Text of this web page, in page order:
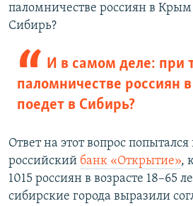
паломничестве россиян в Крым
Сибирь?
И в самом деле: при
паломничестве россиян
поедет в Сибирь?
Ответ на этот вопрос
российский банк «Открытие»,
1015 россиян в возрасте 18–65
сибирские города выразили